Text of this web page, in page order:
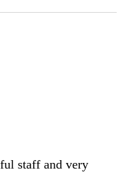
staff and very